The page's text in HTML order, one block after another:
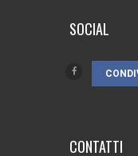
SOCIAL
CONTATTI